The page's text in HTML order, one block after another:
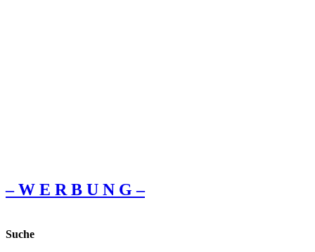
– W Ε R Β U Ν G –
Suche